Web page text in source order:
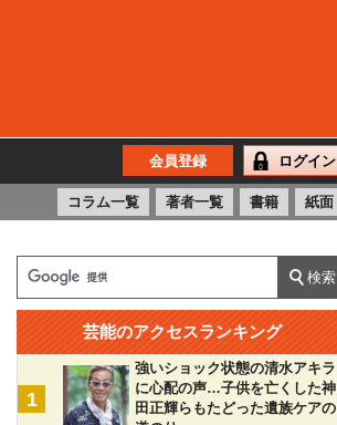
会員登録 ログイン
コラム一覧 著者一覧 書籍 紙面
芸能のアクセスランキング
1
強いショック状態の清水アキラ
に心配の声…子供を亡くした神
田正輝らもたどった遺族ケアの